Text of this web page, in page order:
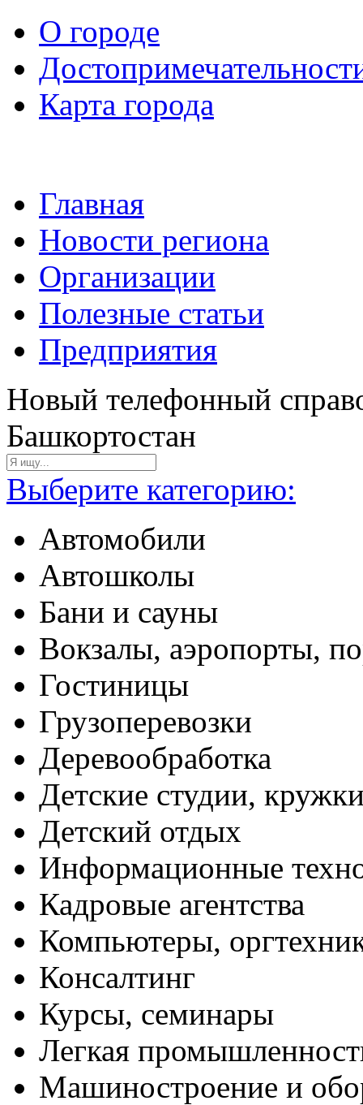
О городе
Карта города
Главная
Новости региона
Организации
Полезные статьи
Предприятия
Новый телефонный
Башкортостан
Выберите категорию:
Автомобили
Автошколы
Бани и сауны
Вокзалы, аэропорты,
Гостиницы
Грузоперевозки
Деревообработка
Детские студии,
Детский отдых
Информационные
Кадровые агентства
Компьютеры,
Консалтинг
Курсы, семинары
Легкая
Машиностроение и